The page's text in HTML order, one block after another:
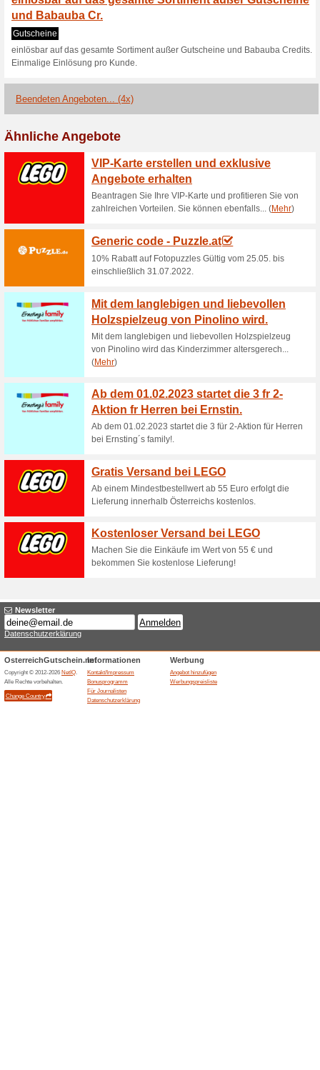
Gutscheine
einlösbar auf das gesamte
Einmalige Einlösung pro
2+1 gratis! Jetzt 3
Gutscheine
2+1 gratis! Jetzt 3 Mützen
Jetzt 4 Paar
drei bezahlen
Gutscheine
Jetzt 4 Paar Socken oder
2+1 gratis! Jetzt 3
Gutscheine
2+1 gratis! Jetzt 3 Mützen
Jetzt dein Starterset